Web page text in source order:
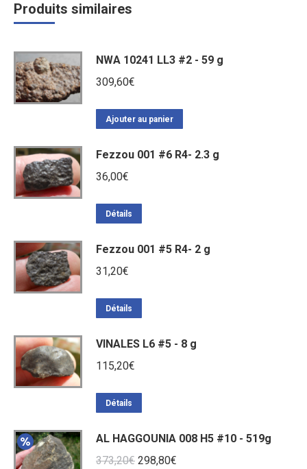
Produits similaires
NWA 10241 LL3 #2 - 59 g
309,60€
Ajouter au panier
Fezzou 001 #6 R4- 2.3 g
36,00€
Détails
Fezzou 001 #5 R4- 2 g
31,20€
Détails
VINALES L6 #5 - 8 g
115,20€
Détails
AL HAGGOUNIA 008 H5 #10 - 519g
373,20€ Le
298,80€